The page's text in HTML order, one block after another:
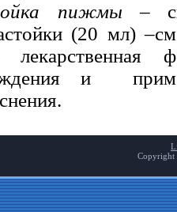
пижмы –
(20 мл)
лекарственная
и
Copyright